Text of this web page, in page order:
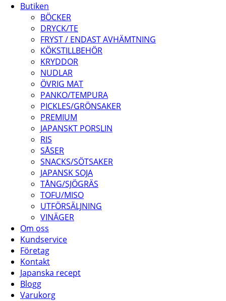
Butiken
BÖCKER
DRYCK/TE
FRYST / ENDAST AVHÄMTNING
KÖKSTILLBEHÖR
KRYDDOR
NUDLAR
ÖVRIG MAT
PANKO/TEMPURA
PICKLES/GRÖNSAKER
PREMIUM
JAPANSKT PORSLIN
RIS
SÅSER
SNACKS/SÖTSAKER
JAPANSK SOJA
TÅNG/SJÖGRÄS
TOFU/MISO
UTFÖRSÄLJNING
VINÄGER
Om oss
Kundservice
Företag
Kontakt
Japanska recept
Blogg
Varukorg